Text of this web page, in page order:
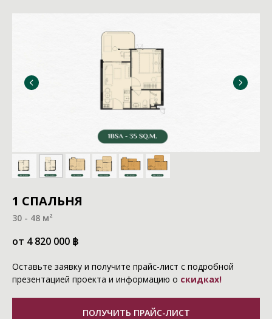
1 СПАЛЬНЯ
30 - 48 м²
от 4 820 000 ฿
Оставьте заявку и получите прайс-лист с подробной
презентацией проекта и информацию о скидках!
ПОЛУЧИТЬ ПРАЙС-ЛИСТ